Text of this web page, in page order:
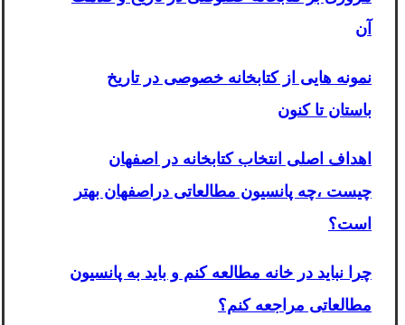
آن
نمونه هایی از کتابخانه خصوصی در تاریخ
باستان تا کنون
اهداف اصلی انتخاب کتابخانه در اصفهان
چیست ،چه پانسیون مطالعاتی دراصفهان بهتر
است؟
چرا نباید در خانه مطالعه کنم و باید به پانسیون
مطالعاتی مراجعه کنم؟